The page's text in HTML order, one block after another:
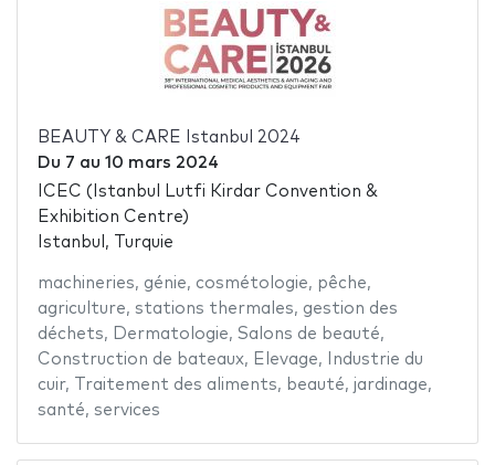
BEAUTY & CARE Istanbul 2024
Du 7 au 10 mars 2024
ICEC (Istanbul Lutfi Kirdar Convention &
Exhibition Centre)
Istanbul, Turquie
machineries, génie, cosmétologie, pêche,
agriculture, stations thermales, gestion des
déchets, Dermatologie, Salons de beauté,
Construction de bateaux, Elevage,
Industrie du
cuir, Traitement des aliments, beauté, jardinage,
santé, services